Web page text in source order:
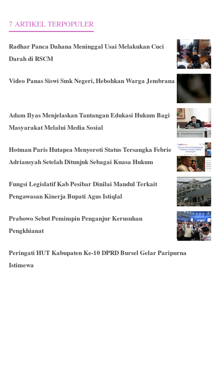
7 ARTIKEL TERPOPULER
Radhar Panca Dahana Meninggal Usai Melakukan Cuci
Darah di RSCM
Video Panas Siswi Smk Negeri, Hebohkan Warga Jembrana
Adam Ilyas Menjelaskan Tantangan Edukasi Hukum Bagi
Masyarakat Melalui Media Sosial
Hotman Paris Hutapea Menyoroti Status Tersangka Febrie
Adriansyah Setelah Ditunjuk Sebagai Kuasa Hukum
Fungsi Legislatif Kab Pesibar Dinilai Mandul Terkait
Pengawasan Kinerja Bupati Agus Istiqlal
Prabowo Sebut Pemimpin Penganjur Kerusuhan
Pengkhianat
Peringati HUT Kabupaten Ke-10 DPRD Bursel Gelar Paripurna
Istimewa